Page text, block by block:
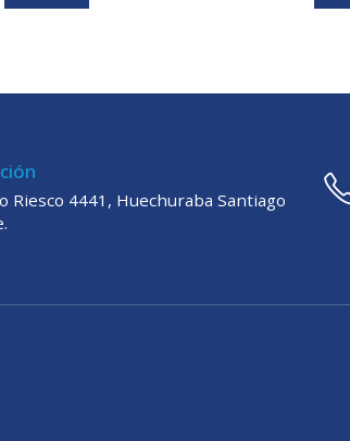
Riesco 4441, Huechuraba Santiago